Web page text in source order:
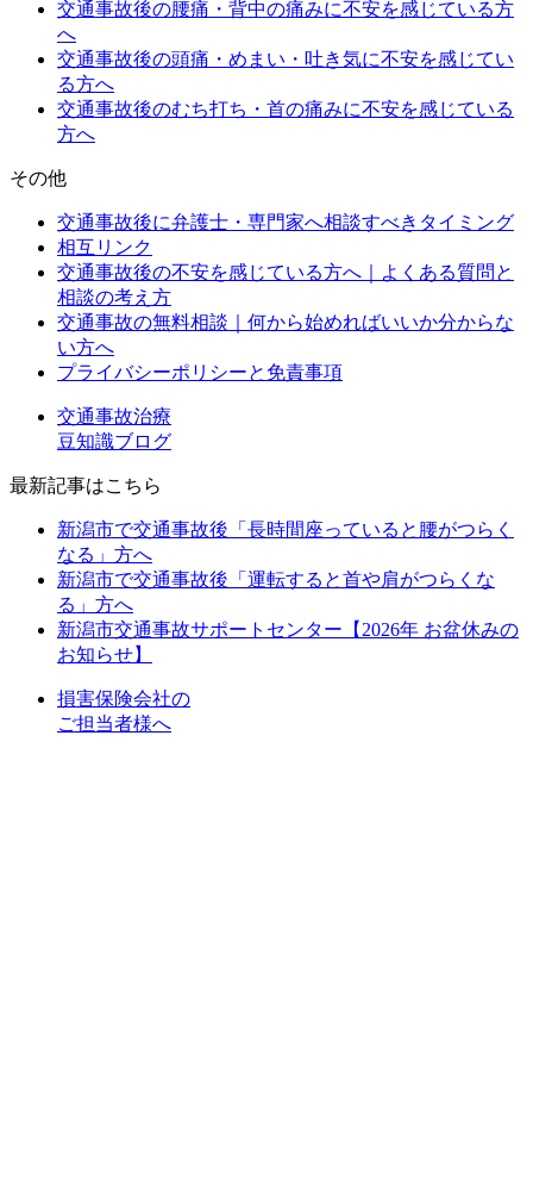
交通事故後の腰痛・背中の痛みに不安を感じている方
へ
交通事故後の頭痛・めまい・吐き気に不安を感じてい
る方へ
交通事故後のむち打ち・首の痛みに不安を感じている
方へ
その他
交通事故後に弁護士・専門家へ相談すべきタイミング
相互リンク
交通事故後の不安を感じている方へ｜よくある質問と
相談の考え方
交通事故の無料相談｜何から始めればいいか分からな
い方へ
プライバシーポリシーと免責事項
交通事故治療
豆知識ブログ
最新記事はこちら
新潟市で交通事故後「長時間座っていると腰がつらく
なる」方へ
新潟市で交通事故後「運転すると首や肩がつらくな
る」方へ
新潟市交通事故サポートセンター【2026年 お盆休みの
お知らせ】
損害保険会社の
ご担当者様へ